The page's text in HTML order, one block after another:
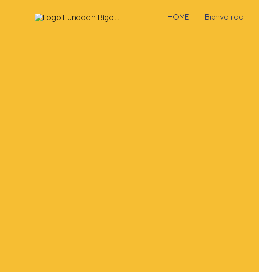
HOME Bienvenida